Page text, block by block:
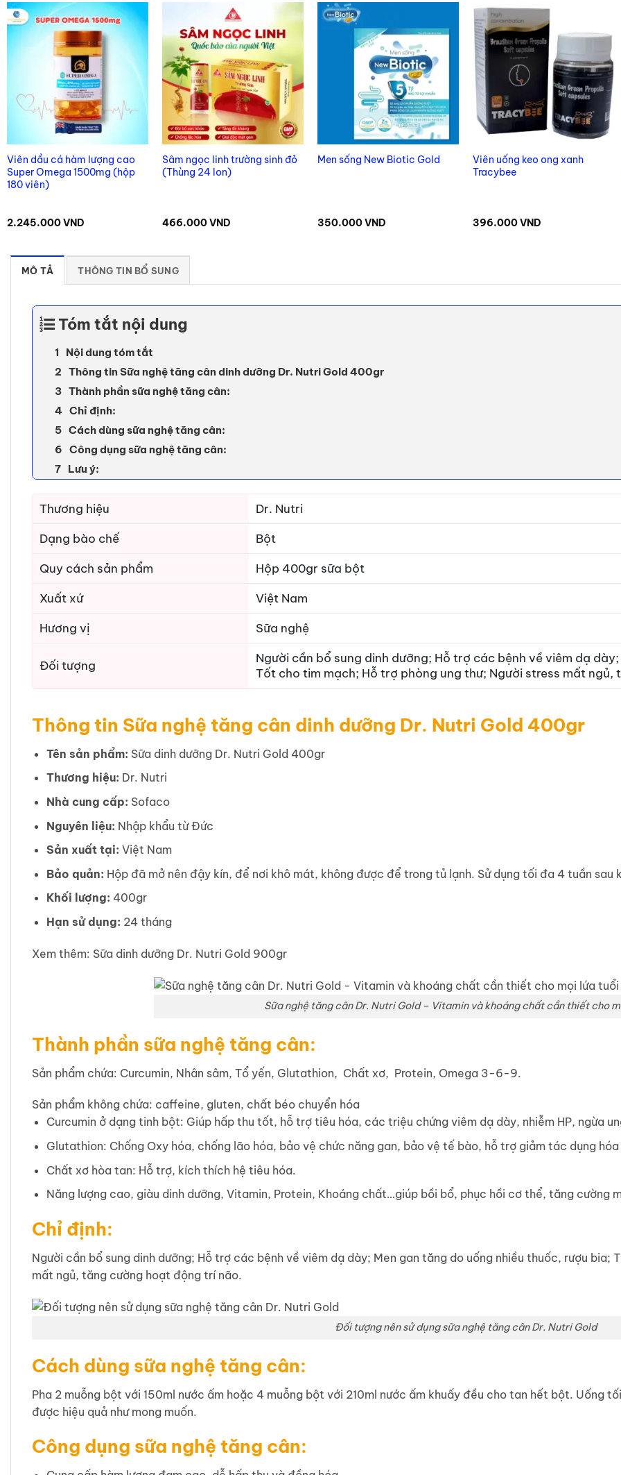
Viên dầu cá hàm lượng cao
Super Omega 1500mg (hộp
180 viên)
2.245.000VND
Sâm ngọc linh trường sinh đỏ
(Thùng 24 lon)
466.000VND
Men sống New Biotic Gold
350.000VND
Viên uống keo ong xanh
Tracybee
396.000VND
MÔ TẢ THÔNG TIN BỔ SUNG
Tóm tắt nội dung
Nội dung tóm tắt
Thông tin Sữa nghệ tăng cân dinh dưỡng Dr. Nutri Gold 400gr
Thành phần sữa nghệ tăng cân:
Chỉ định:
Cách dùng sữa nghệ tăng cân:
Công dụng sữa nghệ tăng cân:
Lưu ý:
Thương hiệu
Dr. Nutri
Dạng bào chế
Bột
Quy cách sản phẩm
Hộp 400gr sữa bột
Xuất xứ
Việt Nam
Hương vị
Sữa nghệ
Đối tượng
Người cần bổ sung dinh dưỡng; Hỗ trợ các bệnh về viêm dạ
Tốt cho tim mạch; Hỗ trợ phòng ung thư; Người stress mất
Thông tin Sữa nghệ tăng cân dinh dưỡng Dr. Nutri Gold 400gr
Tên sản phẩm: Sữa dinh dưỡng Dr. Nutri Gold 400gr
Thương hiệu: Dr. Nutri
Nhà cung cấp: Sofaco
Nguyên liệu: Nhập khẩu từ Đức
Sản xuất tại: Việt Nam
Bảo quản: Hộp đã mở nên đậy kín, để nơi khô mát, không được để trong tủ lạnh. Sử dụng tối đa 4 tuần sau
Khối lượng: 400gr
Hạn sử dụng: 24 tháng
Xem thêm: Sữa dinh dưỡng Dr. Nutri Gold 900gr
Sữa nghệ tăng cân Dr. Nutri Gold – Vitamin và khoáng chất cần thiết cho
Thành phần sữa nghệ tăng cân:
Sản phẩm chứa: Curcumin, Nhân sâm, Tổ yến, Glutathion, Chất xơ, Protein, Omega 3-6-9.
Sản phẩm không chứa: caffeine, gluten, chất béo chuyển hóa
Curcumin ở dạng tinh bột: Giúp hấp thu tốt, hỗ trợ tiêu hóa, các triệu chứng viêm dạ dày, nhiễm HP, ngừa
Glutathion: Chống Oxy hóa, chống lão hóa, bảo vệ chức năng gan, bảo vệ tế bào, hỗ trợ giảm tác dụng
Chất xơ hòa tan: Hỗ trợ, kích thích hệ tiêu hóa.
Năng lượng cao, giàu dinh dưỡng, Vitamin, Protein, Khoáng chất…giúp bồi bổ, phục hồi cơ thể, tăng cường
Chỉ định:
Người cần bổ sung dinh dưỡng; Hỗ trợ các bệnh về viêm dạ dày; Men gan tăng do uống nhiều thuốc, rượu bia;
mất ngủ, tăng cường hoạt động trí não.
Đối tượng nên sử dụng sữa nghệ tăng cân Dr. Nutri Gold
Cách dùng sữa nghệ tăng cân:
Pha 2 muỗng bột với 150ml nước ấm hoặc 4 muỗng bột với 210ml nước ấm khuấy đều cho tan hết bột. Uống
được hiệu quả như mong muốn.
Công dụng sữa nghệ tăng cân: